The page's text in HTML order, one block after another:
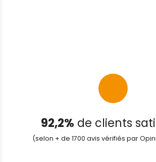
92,2% de clients
(selon + de 1700 avis vérifiés par